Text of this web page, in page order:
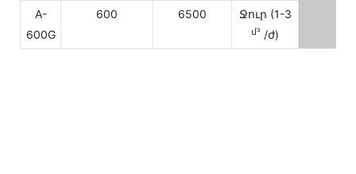
A-
600G
600 6500 Ջուր (1-3
մ³ /ժ)